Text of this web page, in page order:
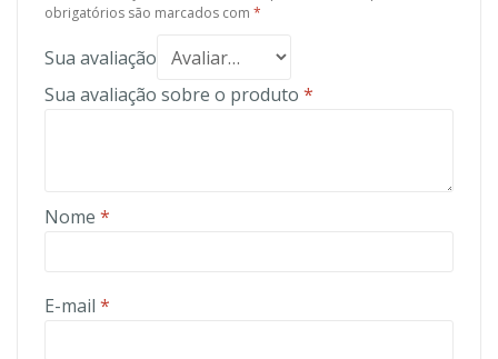
obrigatórios são marcados com *
Sua avaliação
Sua avaliação sobre o produto *
Nome *
E-mail *